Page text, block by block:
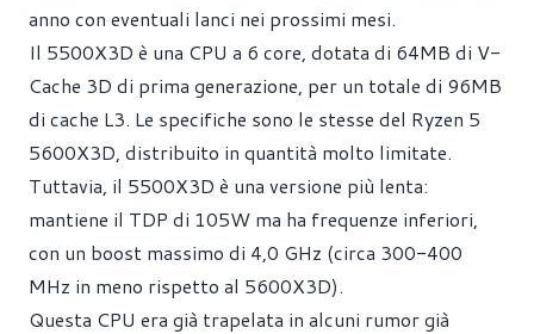
anno con eventuali lanci nei prossimi mesi.
Il 5500X3D è una CPU a 6 core, dotata di 64MB di V-
Cache 3D di prima generazione, per un totale di 96MB
di cache L3. Le specifiche sono le stesse del Ryzen 5
5600X3D, distribuito in quantità molto limitate.
Tuttavia, il 5500X3D è una versione più lenta:
mantiene il TDP di 105W ma ha frequenze inferiori,
con un boost massimo di 4,0 GHz (circa 300-400
MHz in meno rispetto al 5600X3D).
Questa CPU era già trapelata in alcuni rumor già